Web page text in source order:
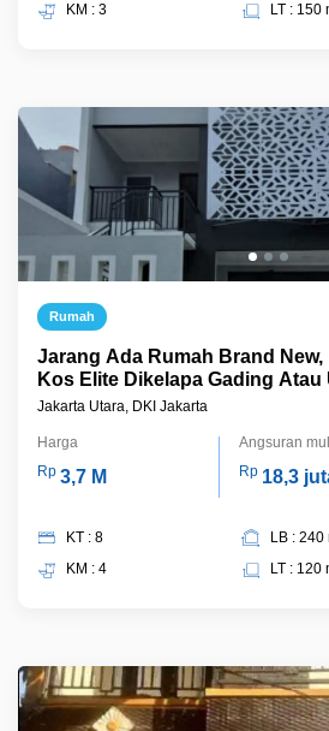
KM : 3
LT : 150
Rumah
Jarang Ada Rumah Brand
Kos Elite Dikelapa Gading
Besar Dengan Kamar Banyak.
Jakarta Utara, DKI Jakarta
Harga
Rp 3,7 M
Angsuran
Rp 18,3
KT : 8
KM : 4
LB : 240
LT : 120